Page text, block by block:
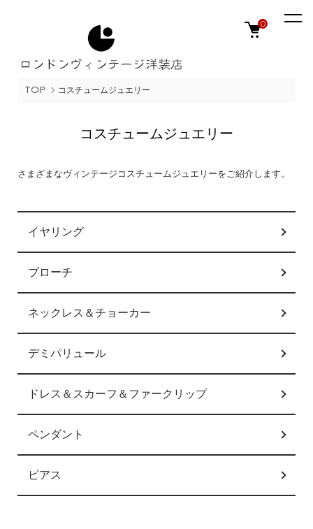
0
TOP コスチュームジュエリー
コスチュームジュエリー
さまざまなヴィンテージコスチュームジュエリーをご紹介します。
カテゴリー一覧
イヤリング
ブローチ
ネックレス＆チョーカー
デミパリュール
ドレス＆スカーフ＆ファークリップ
ペンダント
ピアス